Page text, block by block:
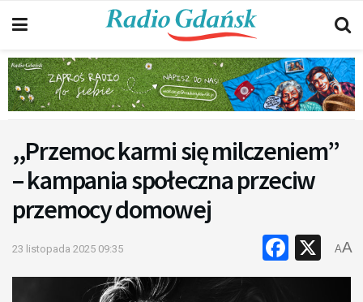
,,Przemoc karmi się milczeniem”
– kampania społeczna przeciw
przemocy domowej
23 listopada 2025 09:35 X
AA